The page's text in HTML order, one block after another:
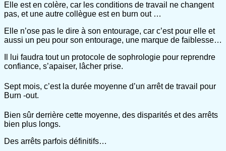
Elle est en colère, car les conditions de travail ne changent
pas, et une autre collègue est en burn out …
Elle n’ose pas le dire à son entourage, car c’est pour elle et
aussi un peu pour son entourage, une marque de faiblesse…
Il lui faudra tout un protocole de sophrologie pour reprendre
confiance, s’apaiser, lâcher prise.
Sept mois, c’est la durée moyenne d’un arrêt de travail pour
Burn -out.
Bien sûr derrière cette moyenne, des disparités et des arrêts
bien plus longs.
Des arrêts parfois définitifs…